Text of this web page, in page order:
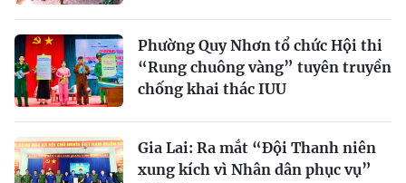
Phường Quy Nhơn tổ chức Hội thi
“Rung chuông vàng” tuyên truyền
chống khai thác IUU
Gia Lai: Ra mắt “Đội Thanh niên
xung kích vì Nhân dân phục vụ”